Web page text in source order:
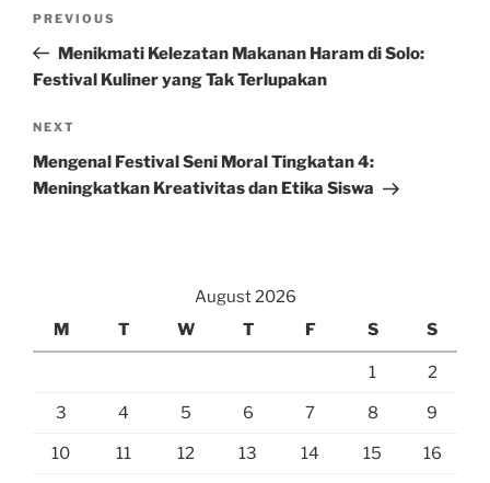
Previous
Post
PREVIOUS
Menikmati Kelezatan Makanan Haram di Solo:
Festival Kuliner yang Tak Terlupakan
Next
Post
NEXT
Mengenal Festival Seni Moral Tingkatan 4:
Meningkatkan Kreativitas dan Etika Siswa
August 2026
M
T W T F S S
1 2
3 4 5 6 7 8 9
10 11 12 13 14 15 16